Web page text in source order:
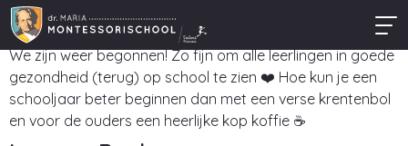
Dr. Maria Montessorischool
We zijn weer begonnen! Zo fijn om alle leerlingen in goede
gezondheid (terug) op school te zien ❤️ Hoe kun je een
schooljaar beter beginnen dan met een verse krentenbol
en voor de ouders een heerlijke kop koffie ☕